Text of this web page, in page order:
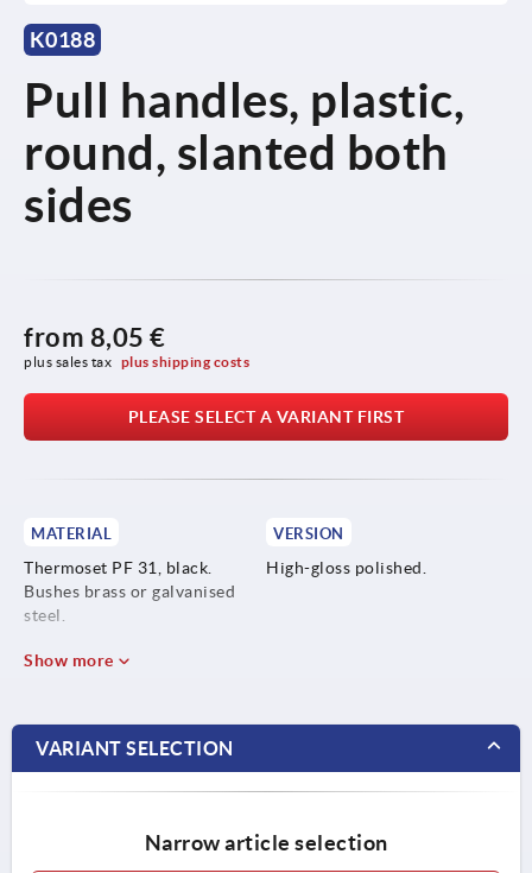
K0188
Pull handles, plastic,
round, slanted both
sides
from 8,05 €
plus sales tax plus shipping costs
PLEASE SELECT A VARIANT FIRST
MATERIAL
Thermoset PF 31, black.
Bushes brass or galvanised
steel.
VERSION
High-gloss polished.
Show more
VARIANT SELECTION
Narrow article selection